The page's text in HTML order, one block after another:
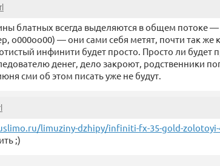
блатных всегда выделяются в общем потоке
о000оо00) — они сами себя метят, почти так же
инфинити будет просто. Просто ли будет
денег, дело закроют, родственники
сми об этом писать уже не будут.
limuziny-dzhipy/infiniti-fx-35-gold-
;)